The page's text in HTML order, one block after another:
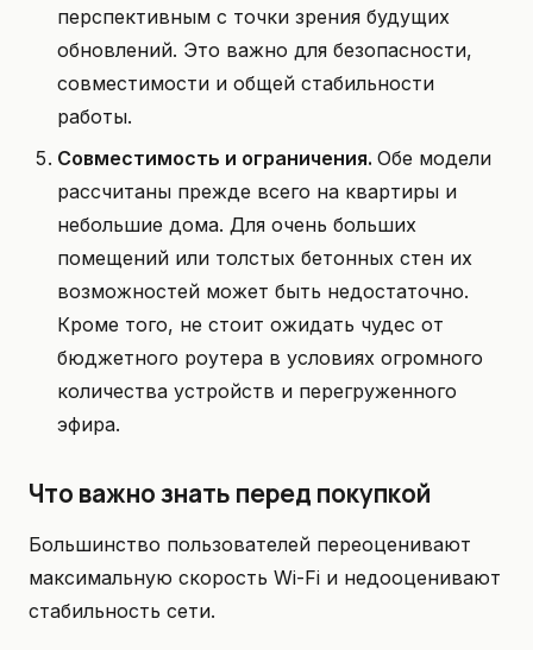
перспективным с точки зрения будущих
обновлений. Это важно для безопасности,
совместимости и общей стабильности
работы.
Совместимость и ограничения. Обе модели
рассчитаны прежде всего на квартиры и
небольшие дома. Для очень больших
помещений или толстых бетонных стен их
возможностей может быть недостаточно.
Кроме того, не стоит ожидать чудес от
бюджетного роутера в условиях огромного
количества устройств и перегруженного
эфира.
Что важно знать перед покупкой
Большинство пользователей переоценивают
максимальную скорость Wi-Fi и недооценивают
стабильность сети.